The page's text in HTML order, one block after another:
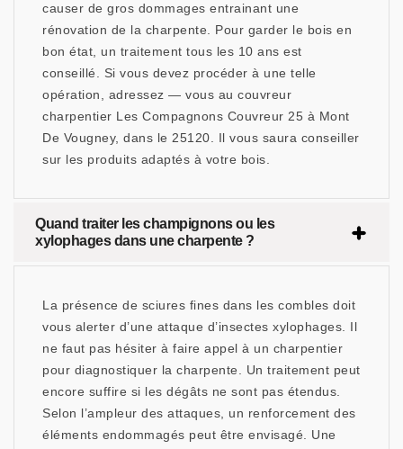
causer de gros dommages entrainant une
rénovation de la charpente. Pour garder le bois en
bon état, un traitement tous les 10 ans est
conseillé. Si vous devez procéder à une telle
opération, adressez — vous au couvreur
charpentier Les Compagnons Couvreur 25 à Mont
De Vougney, dans le 25120. Il vous saura conseiller
sur les produits adaptés à votre bois.
Quand traiter les champignons ou les
xylophages dans une charpente ?
La présence de sciures fines dans les combles doit
vous alerter d’une attaque d’insectes xylophages. Il
ne faut pas hésiter à faire appel à un charpentier
pour diagnostiquer la charpente. Un traitement peut
encore suffire si les dégâts ne sont pas étendus.
Selon l’ampleur des attaques, un renforcement des
éléments endommagés peut être envisagé. Une